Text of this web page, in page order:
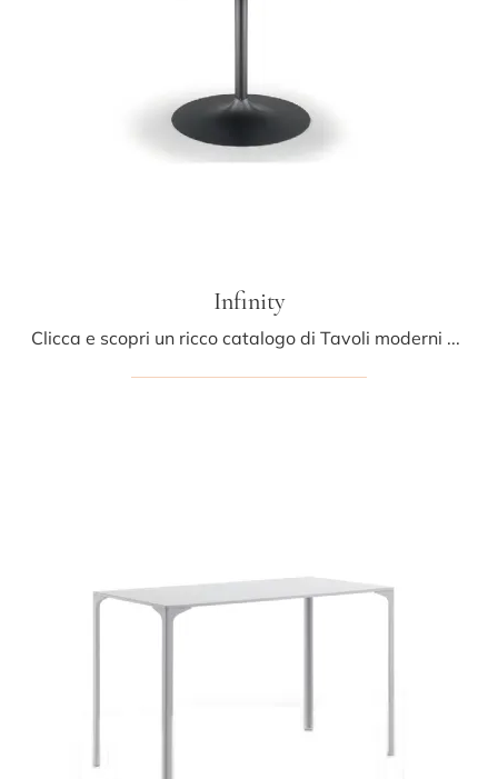
Infinity
Clicca e scopri un ricco catalogo di Tavoli moderni fissi da cucina! Il modello Infinity di Midj ti aspetta.